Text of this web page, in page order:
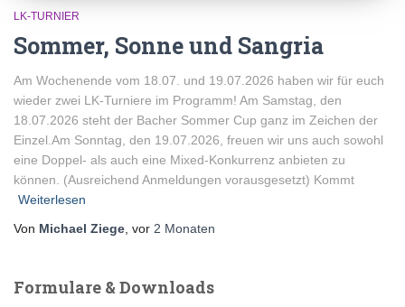
LK-TURNIER
Sommer, Sonne und Sangria
Am Wochenende vom 18.07. und 19.07.2026 haben wir für euch
wieder zwei LK-Turniere im Programm! Am Samstag, den
18.07.2026 steht der Bacher Sommer Cup ganz im Zeichen der
Einzel.Am Sonntag, den 19.07.2026, freuen wir uns auch sowohl
eine Doppel- als auch eine Mixed-Konkurrenz anbieten zu
können. (Ausreichend Anmeldungen vorausgesetzt) Kommt
Weiterlesen
Von Michael Ziege , vor 2 Monaten
Formulare & Downloads